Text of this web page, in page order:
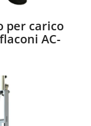
per carico
AC-